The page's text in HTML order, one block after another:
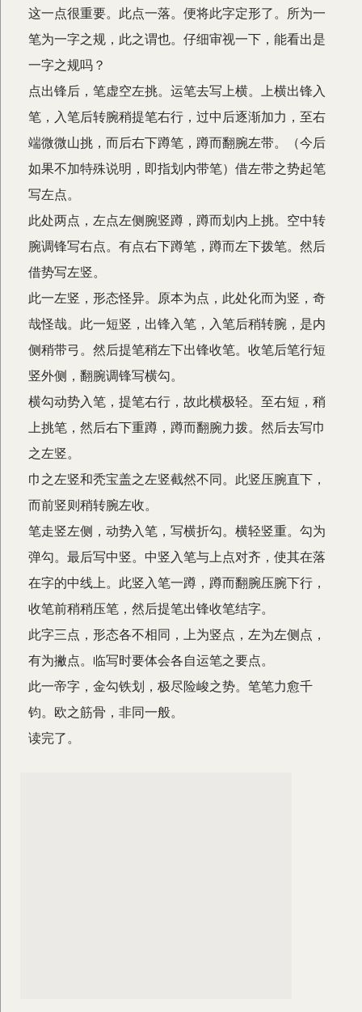
这一点很重要。此点一落。便将此字定形了。所为一
笔为一字之规，此之谓也。仔细审视一下，能看出是
一字之规吗？
点出锋后，笔虚空左挑。运笔去写上横。上横出锋入
笔，入笔后转腕稍提笔右行，过中后逐渐加力，至右
端微微山挑，而后右下蹲笔，蹲而翻腕左带。（今后
如果不加特殊说明，即指划内带笔）借左带之势起笔
写左点。
此处两点，左点左侧腕竖蹲，蹲而划内上挑。空中转
腕调锋写右点。有点右下蹲笔，蹲而左下拨笔。然后
借势写左竖。
此一左竖，形态怪异。原本为点，此处化而为竖，奇
哉怪哉。此一短竖，出锋入笔，入笔后稍转腕，是内
侧稍带弓。然后提笔稍左下出锋收笔。收笔后笔行短
竖外侧，翻腕调锋写横勾。
横勾动势入笔，提笔右行，故此横极轻。至右短，稍
上挑笔，然后右下重蹲，蹲而翻腕力拨。然后去写巾
之左竖。
巾之左竖和秃宝盖之左竖截然不同。此竖压腕直下，
而前竖则稍转腕左收。
笔走竖左侧，动势入笔，写横折勾。横轻竖重。勾为
弹勾。最后写中竖。中竖入笔与上点对齐，使其在落
在字的中线上。此竖入笔一蹲，蹲而翻腕压腕下行，
收笔前稍稍压笔，然后提笔出锋收笔结字。
此字三点，形态各不相同，上为竖点，左为左侧点，
有为撇点。临写时要体会各自运笔之要点。
此一帝字，金勾铁划，极尽险峻之势。笔笔力愈千
钧。欧之筋骨，非同一般。
读完了。